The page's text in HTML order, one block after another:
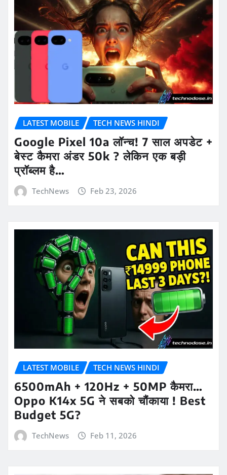
LATEST MOBILE TECH NEWS HINDI
Google Pixel 10a लॉन्च! 7 साल अपडेट +
बेस्ट कैमरा अंडर 50k ? लेकिन एक बड़ी
प्रॉब्लम है…
TechNews Feb 23, 2026
LATEST MOBILE TECH NEWS HINDI
6500mAh + 120Hz + 50MP कैमरा…
Oppo K14x 5G ने सबको चौंकाया ! Best
Budget 5G?
TechNews Feb 11, 2026